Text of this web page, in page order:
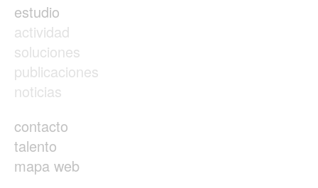
estudio
actividad
soluciones
publicaciones
noticias
contacto
talento
mapa web